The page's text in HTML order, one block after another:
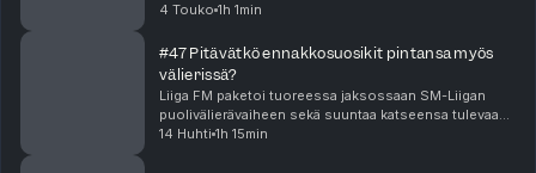
kuluneen kauden Ilveksen sekä SaiPan osalta.Lisäksi
KooKoon v...
4 Touko 1h 1min
#47 Pitävätkö ennakkosuosikit pintansa myös
välierissä?
Liiga FM paketoi tuoreessa jaksossaan SM-Liigan
puolivälierävaiheen sekä suuntaa katseensa tulevaan.
Ennakkosuosikit rynnivät välieriin, mutta miksi KalPan
14 Huhti 1h 15min